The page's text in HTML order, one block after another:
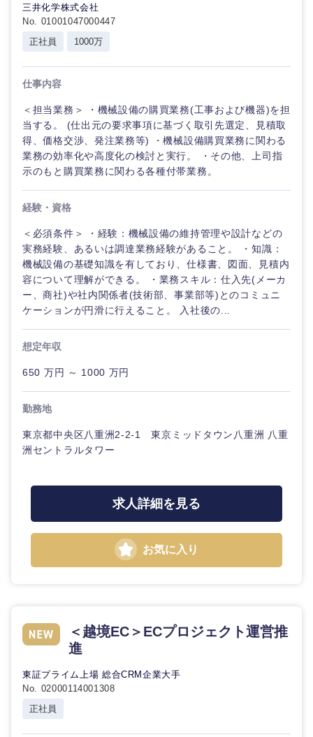
タント
専門職
技術職
（IT）、
Webサー
ビス・制
作、ゲー
ム
技術職
（モノづ
くり）
金融専門
職
不動産専
工管理
技術職（モノづくり）
金融専門職
メディカル
不動産専門職
建設・施工管理
事務職
その他
IT・通信
WEBサービス
広告・宣伝・印刷
マスメディア
サービス
関東地方
東京都
完全週休2日制 社宅・家賃補助有
三井化学株式会社
No. 01001047000447
正社員
1000万
仕事内容
＜担当業務＞ ・機械設備の購買業務(工事および機器)を担
当する。 (仕出元の要求事項に基づく取引先選定、見積取
得、価格交渉、発注業務等) ・機械設備購買業務に関わる
業務の効率化や高度化の検討と実行。 ・その他、上司指
示のもと購買業務に関わる各種付帯業務。
経験・資格
＜必須条件＞ ・経験：機械設備の維持管理や設計などの
実務経験、あるいは調達業務経験があること。 ・知識：
機械設備の基礎知識を有しており、仕様書、図面、見積内
容について理解ができる。 ・業務スキル：仕入先(メーカ
ー、商社)や社内関係者(技術部、事業部等)とのコミュニ
ケーションが円滑に行えること。 入社後の...
想定年収
650 万円 ～ 1000 万円
勤務地
東京都中央区八重洲2-2-1 東京ミッドタウン八重洲 八重
洲セントラルタワー
求人詳細を見る
お気に入り
＜越境EC＞ECプロジェクト運営推
進
東証プライム上場 総合CRM企業大手
No. 02000114001308
正社員